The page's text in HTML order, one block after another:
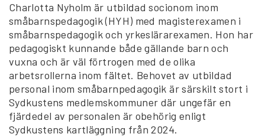
Charlotta Nyholm är utbildad socionom inom
småbarnspedagogik (HYH) med magisterexamen i
småbarnspedagogik och yrkeslärarexamen. Hon har
pedagogiskt kunnande både gällande barn och
vuxna och är väl förtrogen med de olika
arbetsrollerna inom fältet. Behovet av utbildad
personal inom småbarnpedagogik är särskilt stort i
Sydkustens medlemskommuner där ungefär en
fjärdedel av personalen är obehörig enligt
Sydkustens kartläggning från 2024.